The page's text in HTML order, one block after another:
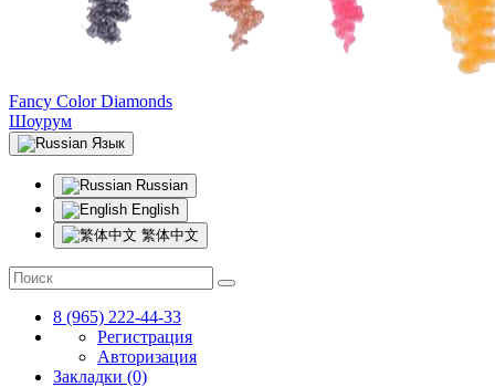
Fancy Color Diamonds
Шоурум
Язык
Russian
English
繁体中文
8 (965) 222-44-33
Регистрация
Авторизация
Закладки (0)